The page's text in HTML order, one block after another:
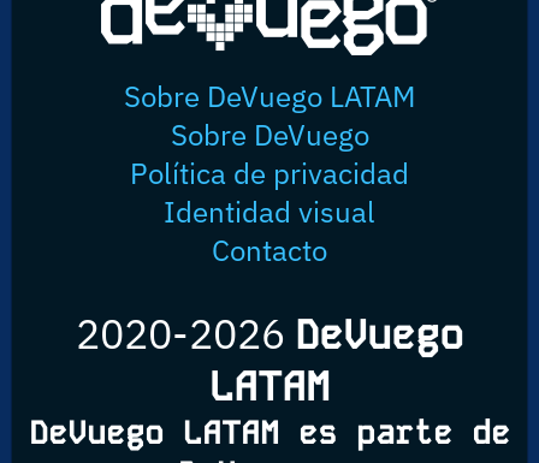
Sobre DeVuego LATAM
Sobre DeVuego
Política de privacidad
Identidad visual
Contacto
2020-2026 DeVuego
LATAM
DeVuego LATAM es parte de